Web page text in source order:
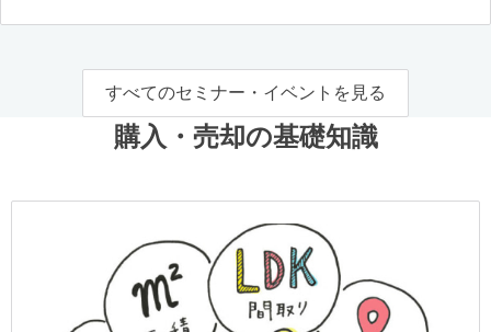
すべてのセミナー・イベントを見る
購入・売却の基礎知識